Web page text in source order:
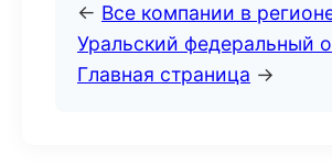
← Все компании в
Уральский федеральный
Главная страница →